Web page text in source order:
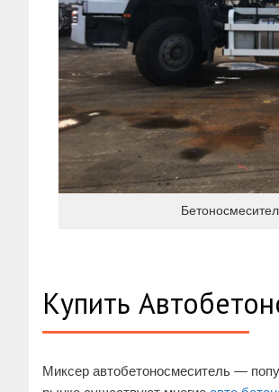
Купить
Миксер автобетоносмеситель —